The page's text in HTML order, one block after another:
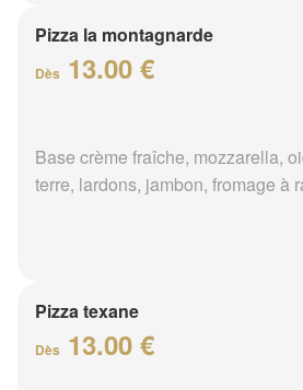
Pizza la montagnarde
Dès 13.00 €
Base crème fraîche, mozzarella,
terre, lardons, jambon, fromage à
Pizza texane
Dès 13.00 €